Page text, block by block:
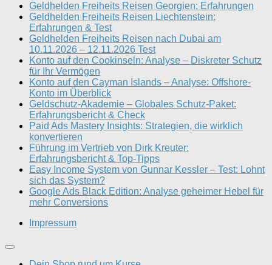
Geldhelden Freiheits Reisen Georgien: Erfahrungen
Geldhelden Freiheits Reisen Liechtenstein:
Erfahrungen & Test
Geldhelden Freiheits Reisen nach Dubai am
10.11.2026 – 12.11.2026 Test
Konto auf den Cookinseln: Analyse – Diskreter Schutz
für Ihr Vermögen
Konto auf den Cayman Islands – Analyse: Offshore-
Konto im Überblick
Geldschutz-Akademie – Globales Schutz-Paket:
Erfahrungsbericht & Check
Paid Ads Mastery Insights: Strategien, die wirklich
konvertieren
Führung im Vertrieb von Dirk Kreuter:
Erfahrungsbericht & Top-Tipps
Easy Income System von Gunnar Kessler – Test: Lohnt
sich das System?
Google Ads Black Edition: Analyse geheimer Hebel für
mehr Conversions
Impressum